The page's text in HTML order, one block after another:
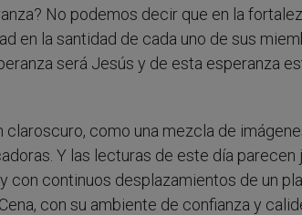
No podemos decir que en la
en la santidad de cada uno de sus
será Jesús y de esta esperanza
como una mezcla de
Y las lecturas de este día parecen
continuos desplazamientos de un
con su ambiente de confianza y